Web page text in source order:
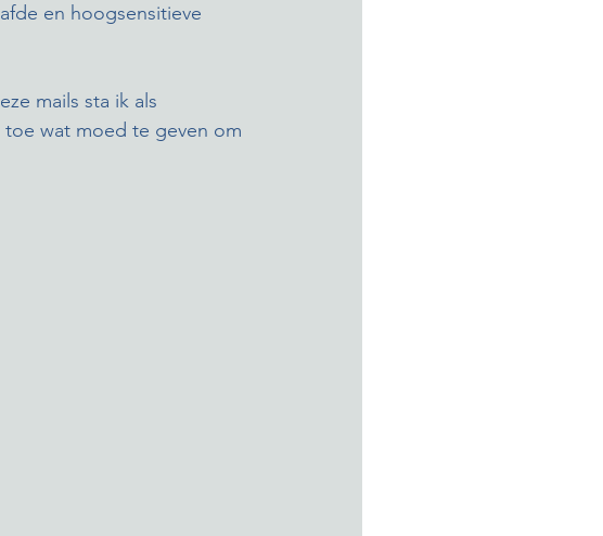
en hoogsensitieve
mails sta ik als
toe wat moed te geven om